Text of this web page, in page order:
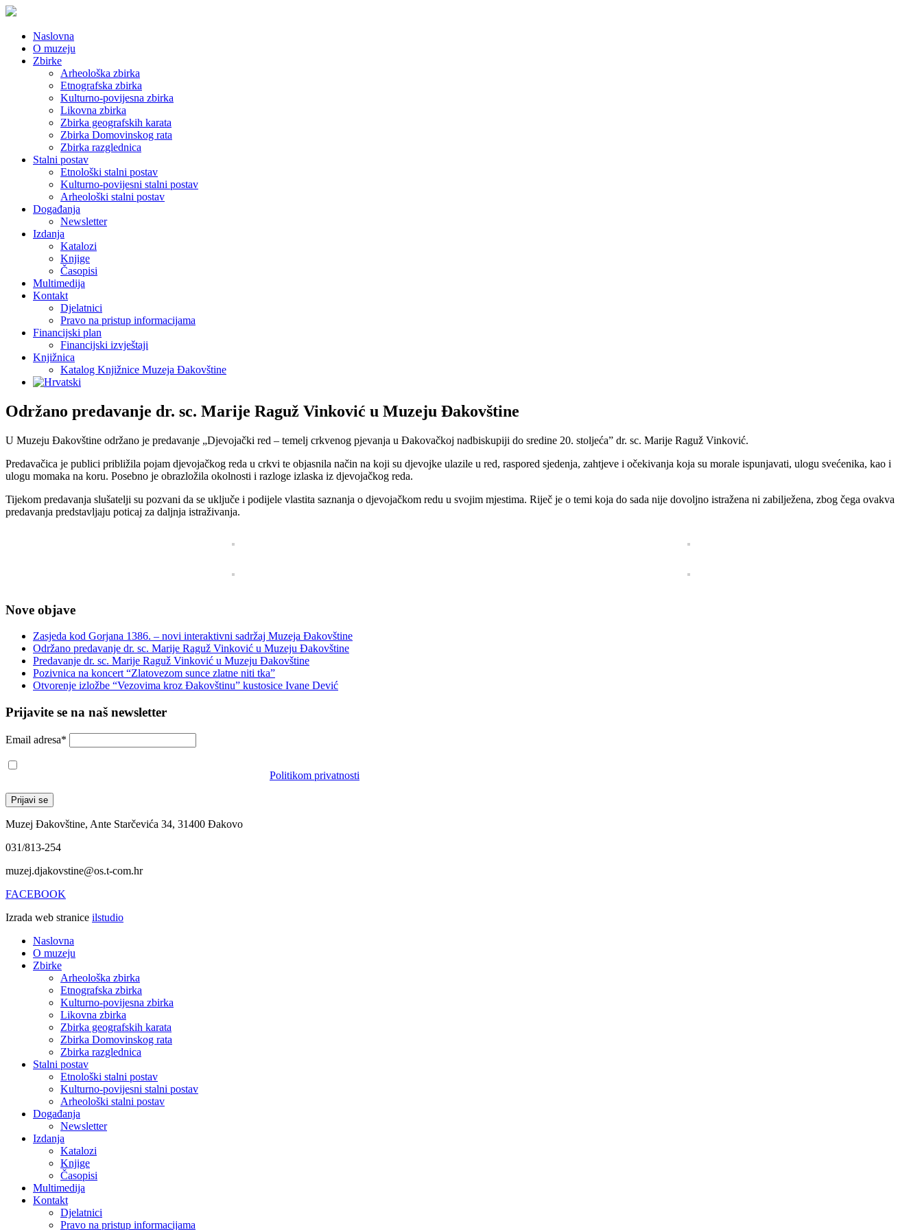
Naslovna
O muzeju
Zbirke
Arheološka zbirka
Etnografska zbirka
Kulturno-povijesna zbirka
Likovna zbirka
Zbirka geografskih karata
Zbirka Domovinskog rata
Zbirka razglednica
Stalni postav
Etnološki stalni postav
Kulturno-povijesni stalni postav
Arheološki stalni postav
Događanja
Newsletter
Izdanja
Katalozi
Knjige
Časopisi
Multimedija
Kontakt
Djelatnici
Pravo na pristup informacijama
Financijski plan
Financijski izvještaji
Knjižnica
Katalog Knjižnice Muzeja Đakovštine
Održano predavanje dr. sc. Marije Raguž Vinković u Muzeju Đakovštine
U Muzeju Đakovštine održano je predavanje „Djevojački red – temelj crkvenog pjevanja u Đakovačkoj nadbiskupiji do sredine 20. stoljeća” dr. sc. Marije Raguž Vinković.
Predavačica je publici približila pojam djevojačkog reda u crkvi te objasnila način na koji su djevojke ulazile u red, raspored sjedenja, zahtjeve i očekivanja koja su morale ispunjavati, ulogu svećenika, kao i
ulogu momaka na koru. Posebno je obrazložila okolnosti i razloge izlaska iz djevojačkog reda.
Tijekom predavanja slušatelji su pozvani da se uključe i podijele vlastita saznanja o djevojačkom redu u svojim mjestima. Riječ je o temi koja do sada nije dovoljno istražena ni zabilježena, zbog čega ovakva
predavanja predstavljaju poticaj za daljnja istraživanja.
Nove objave
Zasjeda kod Gorjana 1386. – novi interaktivni sadržaj Muzeja Đakovštine
Održano predavanje dr. sc. Marije Raguž Vinković u Muzeju Đakovštine
Predavanje dr. sc. Marije Raguž Vinković u Muzeju Đakovštine
Pozivnica na koncert “Zlatovezom sunce zlatne niti tka”
Otvorenje izložbe “Vezovima kroz Đakovštinu” kustosice Ivane Dević
Prijavite se na naš newsletter
Email adresa*
Politikom privatnosti
Muzej Đakovštine, Ante Starčevića 34, 31400 Đakovo
031/813-254
muzej.djakovstine@os.t-com.hr
FACEBOOK
Izrada web stranice ilstudio
Naslovna
O muzeju
Zbirke
Arheološka zbirka
Etnografska zbirka
Kulturno-povijesna zbirka
Likovna zbirka
Zbirka geografskih karata
Zbirka Domovinskog rata
Zbirka razglednica
Stalni postav
Etnološki stalni postav
Kulturno-povijesni stalni postav
Arheološki stalni postav
Događanja
Newsletter
Izdanja
Katalozi
Knjige
Časopisi
Multimedija
Kontakt
Djelatnici
Pravo na pristup informacijama